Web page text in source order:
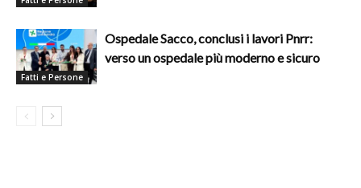
Fatti e Persone
Ospedale Sacco, conclusi i lavori Pnrr:
verso un ospedale più moderno e sicuro